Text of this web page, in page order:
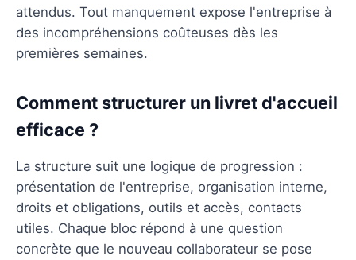
attendus. Tout manquement expose l'entreprise à
des incompréhensions coûteuses dès les
premières semaines.
Comment structurer un livret d'accueil
efficace ?
La structure suit une logique de progression :
présentation de l'entreprise, organisation interne,
droits et obligations, outils et accès, contacts
utiles. Chaque bloc répond à une question
concrète que le nouveau collaborateur se pose